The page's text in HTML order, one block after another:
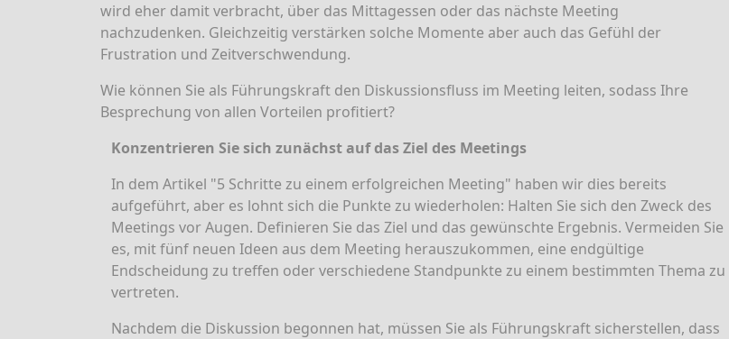
wird eher damit verbracht, über das Mittagessen oder das nächste Meeting
nachzudenken. Gleichzeitig verstärken solche Momente aber auch das Gefühl der
Frustration und Zeitverschwendung.
Wie können Sie als Führungskraft den Diskussionsfluss im Meeting leiten, sodass Ihre
Besprechung von allen Vorteilen profitiert?
Konzentrieren Sie sich zunächst auf das Ziel des Meetings
In dem Artikel "5 Schritte zu einem erfolgreichen Meeting" haben wir dies bereits
aufgeführt, aber es lohnt sich die Punkte zu wiederholen: Halten Sie sich den Zweck des
Meetings vor Augen. Definieren Sie das Ziel und das gewünschte Ergebnis. Vermeiden Sie
es, mit fünf neuen Ideen aus dem Meeting herauszukommen, eine endgültige
Endscheidung zu treffen oder verschiedene Standpunkte zu einem bestimmten Thema zu
vertreten.
Nachdem die Diskussion begonnen hat, müssen Sie als Führungskraft sicherstellen, dass